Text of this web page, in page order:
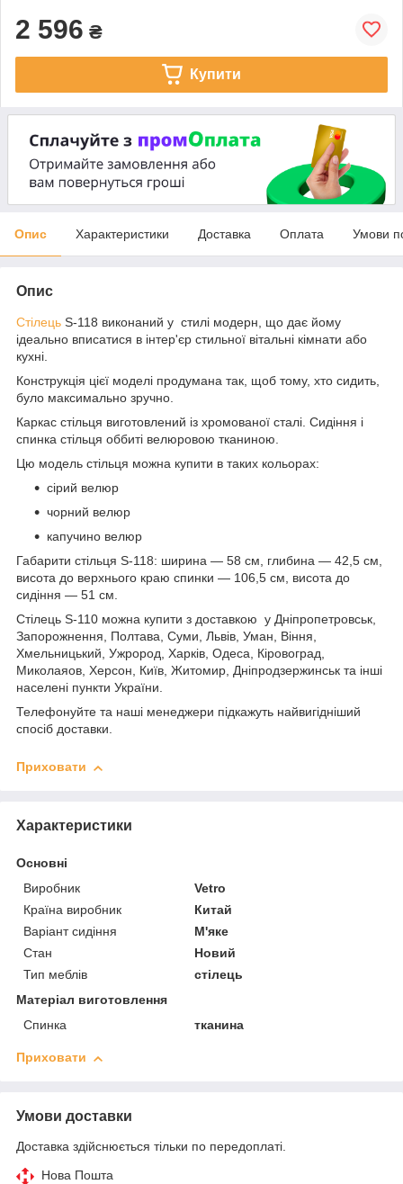
2 596 ₴
Купити
Опис Характеристики Доставка Оплата Умови
Опис
Стілець S-118 виконаний у стилі модерн, що дає йому
ідеально вписатися в інтер'єр стильної вітальні кімнати або
кухні.
Конструкція цієї моделі продумана так, щоб тому, хто сидить,
було максимально зручно.
Каркас стільця виготовлений із хромованої сталі. Сидіння і
спинка стільця оббиті велюровою тканиною.
Цю модель стільця можна купити в таких кольорах:
сірий велюр
чорний велюр
капучино велюр
Габарити стільця S-118: ширина — 58 см, глибина — 42,5 см,
висота до верхнього краю спинки — 106,5 см, висота до
сидіння — 51 см.
Стілець S-110 можна купити з доставкою у Дніпропетровськ,
Запорожнення, Полтава, Суми, Львів, Уман, Віння,
Хмельницький, Ужрород, Харків, Одеса, Кіровоград,
Миколаяов, Херсон, Київ, Житомир, Дніпродзержинськ та інші
населені пункти України.
Телефонуйте та наші менеджери підкажуть найвигідніший
спосіб доставки.
Приховати
Характеристики
Основні
Виробник
Vetro
Країна виробник
Китай
Варіант сидіння
М'яке
Стан
Новий
Тип меблів
стілець
Матеріал виготовлення
Спинка
тканина
Приховати
Умови доставки
Доставка здійснюється тільки по передоплаті.
Нова Пошта